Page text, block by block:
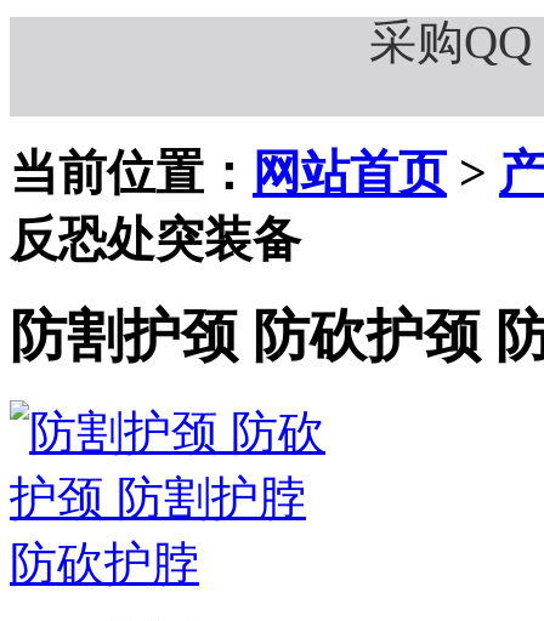
采购QQ
当前位置： 网站首页>
反恐处突装备
防割护颈 防砍护颈